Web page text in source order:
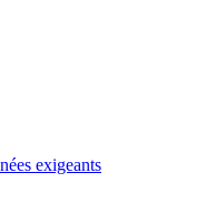
exigeants